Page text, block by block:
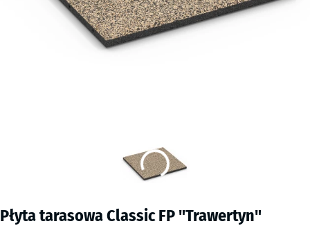
Płyta tarasowa Classic FP "Trawertyn"